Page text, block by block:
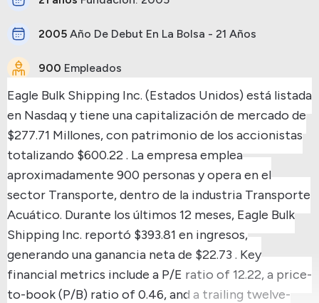
2005 Año De Debut En La Bolsa - 21 Años
900 Empleados
Eagle Bulk Shipping Inc. (Estados Unidos) está listada
en Nasdaq y tiene una capitalización de mercado de
$277.71 Millones, con patrimonio de los accionistas
totalizando $600.22 . La empresa emplea
aproximadamente 900 personas y opera en el
sector Transporte, dentro de la industria Transporte
Acuático. Durante los últimos 12 meses, Eagle Bulk
Shipping Inc. reportó $393.81 en ingresos,
generando una ganancia neta de $22.73 . Key
financial metrics include a P/E ratio of 12.22, a price-
to-book (P/B) ratio of 0.46, and a trailing twelve-